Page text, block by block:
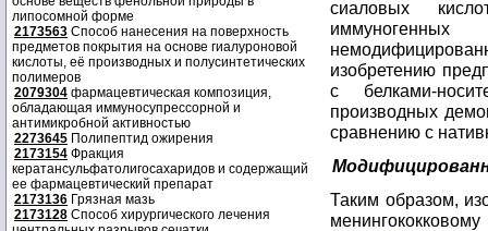
липосомной форме
2173563 Способ нанесения на поверхность
предметов покрытия на основе гиалуроновой
кислоты, её производных и полусинтетических
полимеров
2079304 фармацевтическая композиция,
обладающая иммуносупрессорной и
антимикробной активностью
2273645 Полипептид ожирения
2173154 Фракция
кератансульфатолигосахаридов и содержащий
ее фармацевтический препарат
2173136 Грязная мазь
2173128 Способ хирургического лечения
сиаловых
изобретению
с белками-
производных
сравнению с
Таким образом,